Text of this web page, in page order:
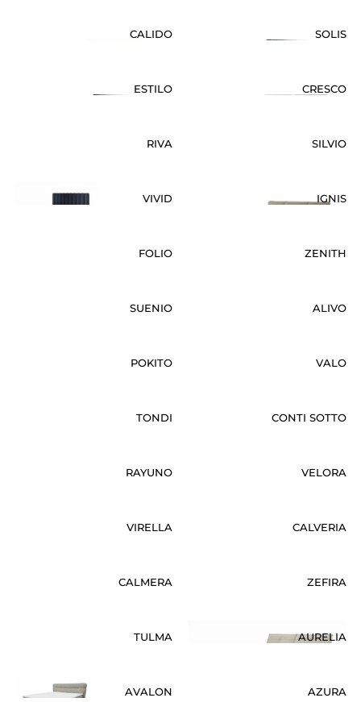
CALIDO SOLIS
ESTILO CRESCO
RIVA SILVIO
VIVID IGNIS
FOLIO ZENITH
SUENIO ALIVO
POKITO VALO
TONDI CONTI SOTTO
RAYUNO VELORA
VIRELLA CALVERIA
CALMERA ZEFIRA
TULMA AURELIA
AVALON AZURA